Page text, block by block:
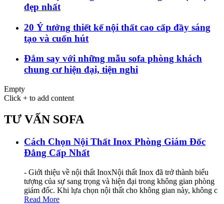
đẹp nhất
20 Ý tưởng thiết kế nội thất cao cấp đầy sáng
tạo và cuốn hút
Đắm say với những mẫu sofa phòng khách
chung cư hiện đại, tiện nghi
Empty
Click + to add content
TƯ VẤN SOFA
Cách Chọn Nội Thất Inox Phòng Giám Đốc
Đẳng Cấp Nhất
- Giới thiệu về nội thất InoxNội thất Inox đã trở thành biểu
tượng của sự sang trọng và hiện đại trong không gian phòng
giám đốc. Khi lựa chọn nội thất cho không gian này, không c
Read More